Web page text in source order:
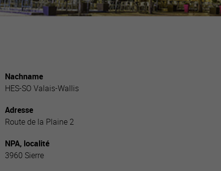
Nachname
HES-SO Valais-Wallis
Adresse
Route de la Plaine 2
NPA, localité
3960 Sierre